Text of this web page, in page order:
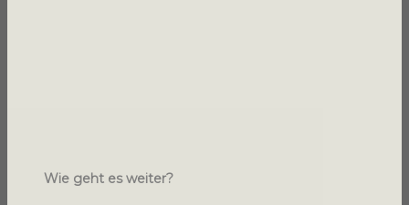
Wie geht es weiter?